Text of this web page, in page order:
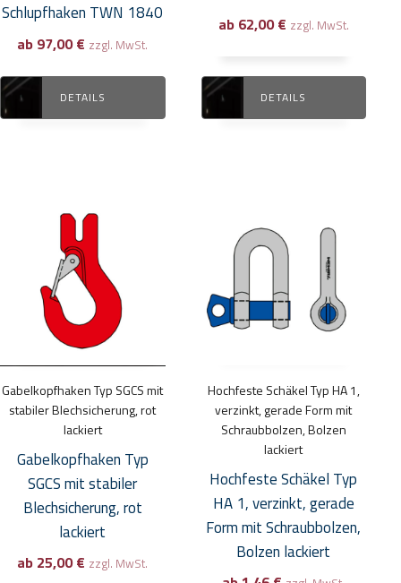
Schlupfhaken TWN 1840
ab 97,00€ zzgl. MwSt.
DETAILS
gewählt
ab 62,00€ zzgl. MwSt.
DETAILS
werden
Gabelkopfhaken Typ SGCS mit
stabiler Blechsicherung, rot
lackiert
Gabelkopfhaken Typ
SGCS mit stabiler
Blechsicherung, rot
lackiert
ab 25,00€ zzgl. MwSt.
mehrere
Varianten
Optionen
können
der
Produktseite
gewählt
Hochfeste Schäkel Typ HA 1,
verzinkt, gerade Form mit
Schraubbolzen, Bolzen
lackiert
Hochfeste Schäkel Typ
HA 1, verzinkt, gerade
Form mit Schraubbolzen,
Bolzen lackiert
Produkt
weist
Varianten
auf.
Optionen
können
Produktseite
gewählt
werden